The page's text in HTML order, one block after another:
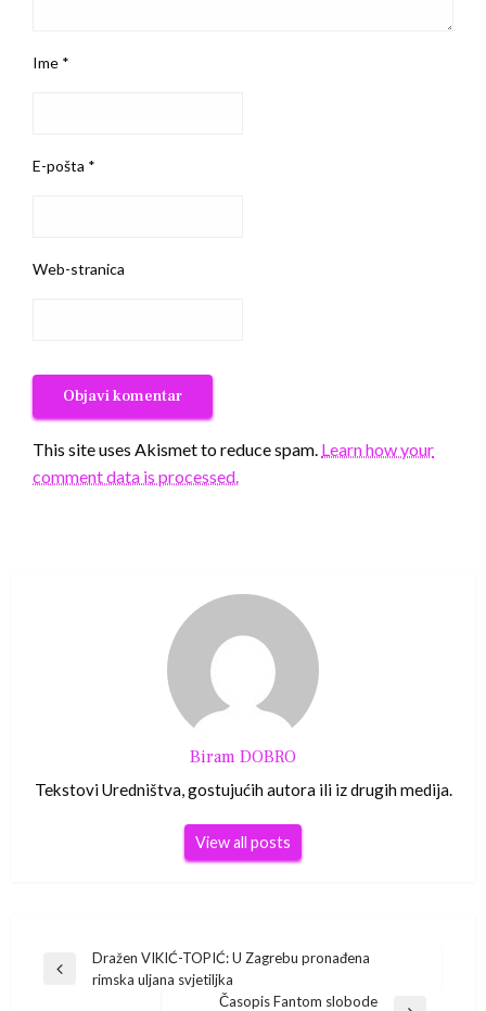
Ime *
E-pošta *
Web-stranica
This site uses Akismet to reduce spam. Learn how your
comment data is processed.
Biram DOBRO
Tekstovi Uredništva, gostujućih autora ili iz drugih medija.
View all posts
Navigacija
Previous
Dražen VIKIĆ-TOPIĆ: U Zagrebu pronađena
rimska uljana svjetiljka
Časopis Fantom slobode